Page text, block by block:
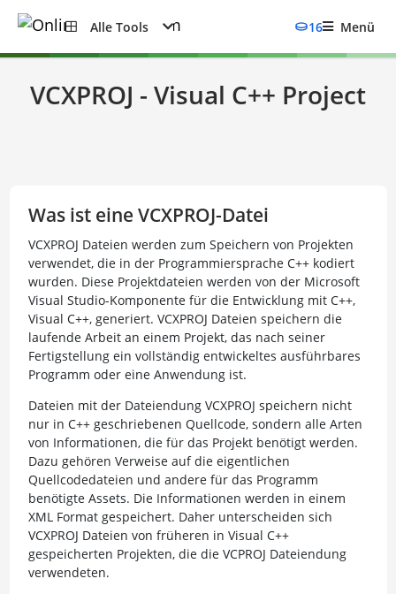
Alle Tools 16 Menü
VCXPROJ - Visual C++ Project
Was ist eine VCXPROJ-Datei
VCXPROJ Dateien werden zum Speichern von Projekten
verwendet, die in der Programmiersprache C++ kodiert
wurden. Diese Projektdateien werden von der Microsoft
Visual Studio-Komponente für die Entwicklung mit C++,
Visual C++, generiert. VCXPROJ Dateien speichern die
laufende Arbeit an einem Projekt, das nach seiner
Fertigstellung ein vollständig entwickeltes ausführbares
Programm oder eine Anwendung ist.
Dateien mit der Dateiendung VCXPROJ speichern nicht
nur in C++ geschriebenen Quellcode, sondern alle Arten
von Informationen, die für das Projekt benötigt werden.
Dazu gehören Verweise auf die eigentlichen
Quellcodedateien und andere für das Programm
benötigte Assets. Die Informationen werden in einem
XML Format gespeichert. Daher unterscheiden sich
VCXPROJ Dateien von früheren in Visual C++
gespeicherten Projekten, die die VCPROJ Dateiendung
verwendeten.